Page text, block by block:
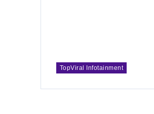
TopViral Infotainment